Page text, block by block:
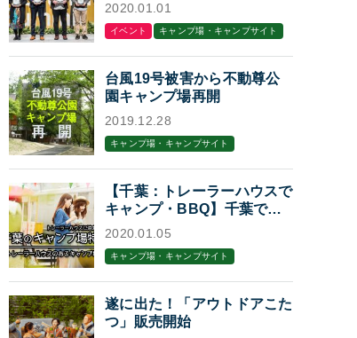
2020.01.01
イベント キャンプ場・キャンプサイト
台風19号被害から不動尊公
園キャンプ場再開
2019.12.28
キャンプ場・キャンプサイト
【千葉：トレーラーハウスで
キャンプ・BBQ】千葉でト
レーラーハウスに泊まれるキ
2020.01.05
キャンプ場・キャンプサイト
遂に出た！「アウトドアこた
つ」販売開始